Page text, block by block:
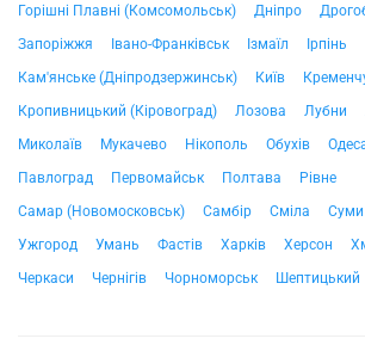
Горішні Плавні (Комсомольськ)
Дніпро
Запоріжжя
Івано-Франківськ Ізмаїл
Ірпінь
Кам'янське (Дніпродзержинськ)
Київ
Кропивницький (Кіровоград)
Лозова Лубни
Миколаїв
Мукачево Нікополь Обухів
Павлоград
Первомайськ Полтава
Рівне
Самар (Новомосковськ)
Самбір Сміла Суми
Ужгород
Умань Фастів Харків Херсон
Черкаси
Чернігів Чорноморськ Шептицький